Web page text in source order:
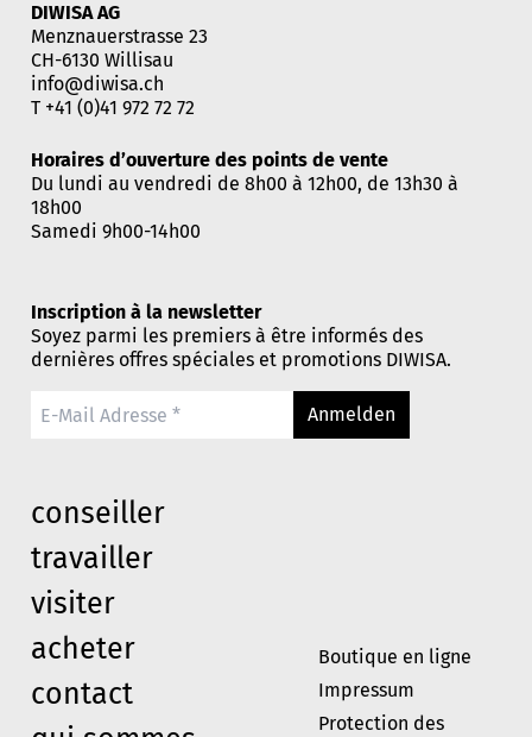
DIWISA AG
Menznauerstrasse 23
CH-6130 Willisau
info@diwisa.ch
T +41 (0)41 972 72 72
Horaires d’ouverture des points de vente
Du lundi au vendredi de 8h00 à 12h00, de 13h30 à
18h00
Samedi 9h00-14h00
Inscription à la newsletter
Soyez parmi les premiers à être informés des
dernières offres spéciales et promotions DIWISA.
Anmelden
conseiller
travailler
visiter
acheter
contact
Boutique en ligne
Impressum
Protection des